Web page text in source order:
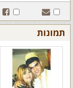
תמונות